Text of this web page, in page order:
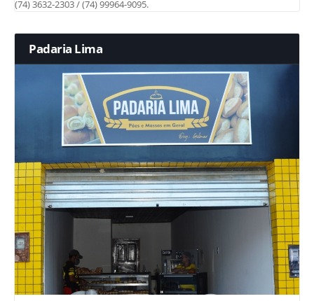
(74) 3632-2303 / (74) 99964-9095.
Padaria Lima